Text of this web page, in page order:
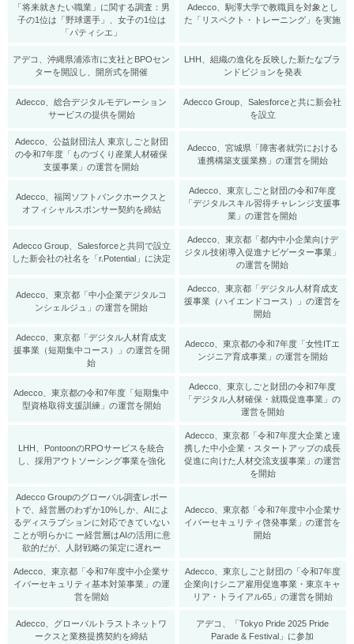
「将来就きたい職業」に関する調査：男
子の1位は「野球選手」、女子の1位は
「パティシエ」
Adecco、駒澤大学で教職員を対象とし
た「リスペクト・トレーニング」を実施
アデコ、沖縄県浦添市に支社とBPOセン
ターを開設し、開所式を開催
LHH、組織の進化を反映した新たなブラ
ンドビジョンを発表
Adecco、総合デジタルモデレーション
サービスの提供を開始
Adecco Group、Salesforceと共に新会社
を設立
Adecco、公益財団法人 東京しごと財団
の令和7年度「ものづくり産業人材確保
支援事業」の運営を開始
Adecco、宮城県「障害者就労における
連携構築支援業務」の運営を開始
Adecco、福岡ソフトバンクホークスと
オフィシャルスポンサー契約を締結
Adecco、東京しごと財団の令和7年度
「デジタルスキル習得チャレンジ支援事
業」の運営を開始
Adecco Group、Salesforceと共同で設立
した新会社の社名を「r.Potential」に決定
Adecco、東京都「都内中小企業向けデ
ジタル技術導入促進ナビゲーター事業」
の運営を開始
Adecco、東京都「中小企業デジタルコ
ンシェルジュ」の運営を開始
Adecco、東京都「デジタル人材育成支
援事業（ハイエンドコース）」の運営を
開始
Adecco、東京都「デジタル人材育成支
援事業（短期集中コース）」の運営を開
始
Adecco、東京都の令和7年度「女性ITエ
ンジニア育成事業」の運営を開始
Adecco、東京都の令和7年度「短期集中
型資格取得支援訓練」の運営を開始
Adecco、東京しごと財団の令和7年度
「デジタル人材確保・就職促進事業」の
運営を開始
LHH、PontoonのRPOサービスを統合
し、採用アウトソーシング事業を強化
Adecco、東京都「令和7年度大企業と連
携した中小企業・スタートアップの成長
促進に向けた人材交流支援事業」の運営
を開始
Adecco Groupのグローバル調査レポー
トで、経営層のわずか10%しか、AIによ
るディスラプションに対応できていない
ことが明らかに ー経営層はAIの活用に意
欲的だが、人財戦略の策定に遅れー
Adecco、東京都「令和7年度中小企業サ
イバーセキュリティ啓発事業」の運営を
開始
Adecco、東京都「令和7年度中小企業サ
イバーセキュリティ基本対策事業」の運
営を開始
Adecco、東京しごと財団の「令和7年度
企業向けシニア雇用促進事業・東京キャ
リア・トライアル65」の運営を開始
Adecco、グローバルトラストネットワ
ークスと業務提携契約を締結
アデコ、「Tokyo Pride 2025 Pride
Parade & Festival」に参加